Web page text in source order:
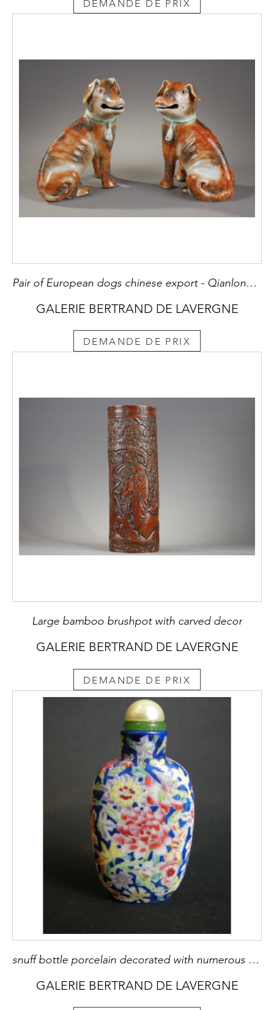
DEMANDE DE PRIX
Pair of European dogs chinese export - Qianlong period
GALERIE BERTRAND DE LAVERGNE
DEMANDE DE PRIX
Large bamboo brushpot with carved decor
GALERIE BERTRAND DE LAVERGNE
DEMANDE DE PRIX
snuff bottle porcelain decorated with numerous flowers - 1900/1930
GALERIE BERTRAND DE LAVERGNE